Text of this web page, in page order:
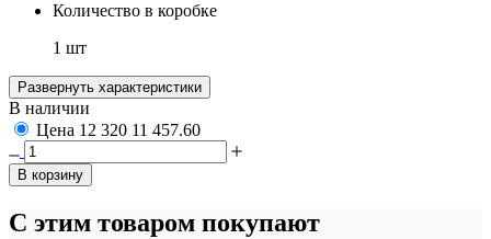
Количество в коробке
1 шт
Развернуть характеристики
В наличии
Цена 12 320 11 457.60
В корзину
С этим товаром покупают